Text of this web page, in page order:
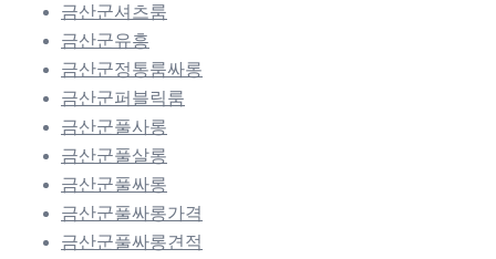
금산군셔츠룸
금산군유흥
금산군정통룸싸롱
금산군퍼블릭룸
금산군풀사롱
금산군풀살롱
금산군풀싸롱
금산군풀싸롱가격
금산군풀싸롱견적